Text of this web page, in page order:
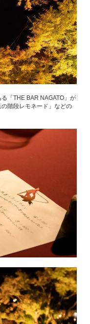
「THE BAR NAGATO」が
階段レモネード」などの